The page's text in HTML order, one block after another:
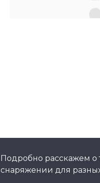
Подробно расскажем о
снаряжении для